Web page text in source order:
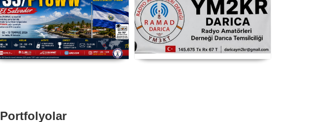
YS3/PY8WW Türkiye'den FT8
RAMAD Darıca Temsilciliği
Portfolyolar